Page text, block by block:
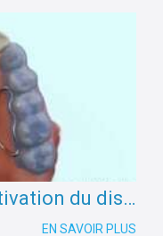
Expansion palatine - activation du disjoncteur
EN SAVOIR PLUS